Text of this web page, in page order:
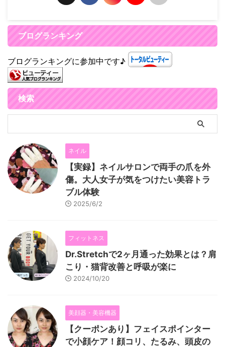
ブログランキング
ブログランキングに参加中です♪
検索
ネイル
【実録】ネイルサロンで両手の爪を外
傷。大人女子が気をつけたい美容トラ
ブル体験
2025/6/2
フィットネス
Dr.Stretchで2ヶ月通った効果とは？肩
こり・猫背改善と呼吸が楽に
2024/10/20
美顔器・美容機器
【クーポンあり】フェイスポインター
で小顔ケア！顔コリ、たるみ、頭皮の